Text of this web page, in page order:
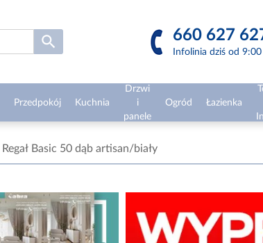
660 627
Infolinia dziś od
Przedpokój Kuchnia
Drzwi
i
panele
Ogród Łazienka
Regał Basic 50 dąb artisan/biały